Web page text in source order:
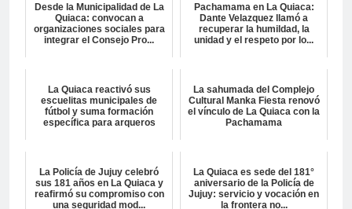
Desde la Municipalidad de La
Quiaca: convocan a
organizaciones sociales para
integrar el Consejo Pro...
Pachamama en La Quiaca:
Dante Velazquez llamó a
recuperar la humildad, la
unidad y el respeto por lo...
La Quiaca reactivó sus
escuelitas municipales de
fútbol y suma formación
específica para arqueros
La sahumada del Complejo
Cultural Manka Fiesta renovó
el vínculo de La Quiaca con la
Pachamama
La Policía de Jujuy celebró
sus 181 años en La Quiaca y
reafirmó su compromiso con
una seguridad mod...
La Quiaca es sede del 181°
aniversario de la Policía de
Jujuy: servicio y vocación en
la frontera no...